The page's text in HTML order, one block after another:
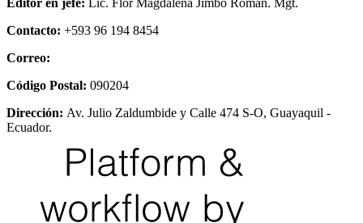
Contacto: +593 96 194 8454
Correo:
Código Postal: 090204
Dirección: Av. Julio Zaldumbide y Calle 474 S-O, Guayaquil -
Ecuador.